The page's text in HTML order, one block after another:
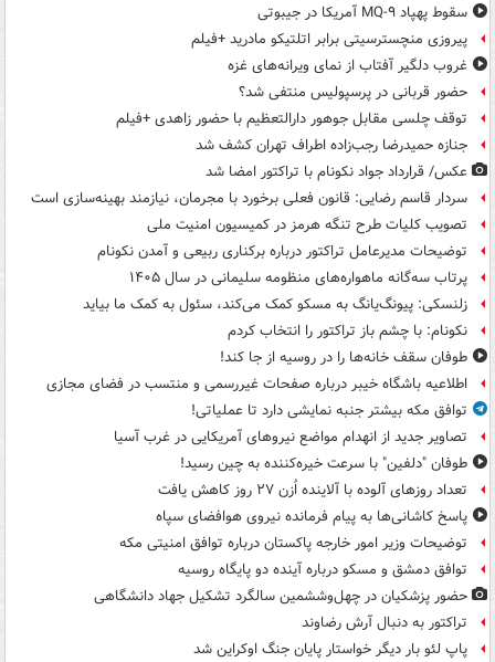
سقوط پهپاد MQ-۹ آمریکا در جیبوتی
پیروزی منچسترسیتی برابر اتلتیکو مادرید +فیلم
غروب دلگیر آفتاب از نمای ویرانه‌های غزه
حضور قربانی در پرسپولیس منتفی شد؟
توقف چلسی مقابل جوهور دارالتعظیم با حضور زاهدی +فیلم
جنازه حمیدرضا رجب‌زاده اطراف تهران کشف شد
عکس/ قرارداد جواد نکونام با تراکتور امضا شد
سردار قاسم رضایی: قانون فعلی برخورد با مجرمان، نیازمند بهینه‌سازی است
تصویب کلیات طرح تنگه هرمز در کمیسیون امنیت ملی
توضیحات مدیرعامل تراکتور درباره برکناری ربیعی و آمدن نکونام
پرتاب سه‌گانه ماهواره‌های منظومه سلیمانی در سال ۱۴۰۵
زلنسکی: پیونگ‌یانگ به مسکو کمک می‌کند، سئول به کمک ما بیاید
نکونام: با چشم باز تراکتور را انتخاب کردم
طوفان سقف خانه‌ها را در روسیه از جا ‌کند!
اطلاعیه باشگاه خیبر درباره صفحات غیررسمی و منتسب در فضای مجازی
توافق مکه بیشتر جنبه نمایشی دارد تا عملیاتی!
تصاویر جدید از انهدام مواضع نیروهای آمریکایی در غرب آسیا
طوفان "دلفین" با سرعت خیره‌کننده به چین رسید!
تعداد روزهای آلوده با آلاینده اُزن ۲۷ روز کاهش یافت
پاسخ کاشانی‌ها به پیام فرمانده نیروی هوافضای سپاه
توضیحات وزیر امور خارجه پاکستان درباره توافق امنیتی مکه
توافق دمشق و مسکو درباره آینده دو پایگاه روسیه
حضور پزشکیان در چهل‌وششمین سالگرد تشکیل جهاد دانشگاهی
تراکتور به دنبال آرش رضاوند
پاپ لئو بار دیگر خواستار پایان جنگ اوکراین شد